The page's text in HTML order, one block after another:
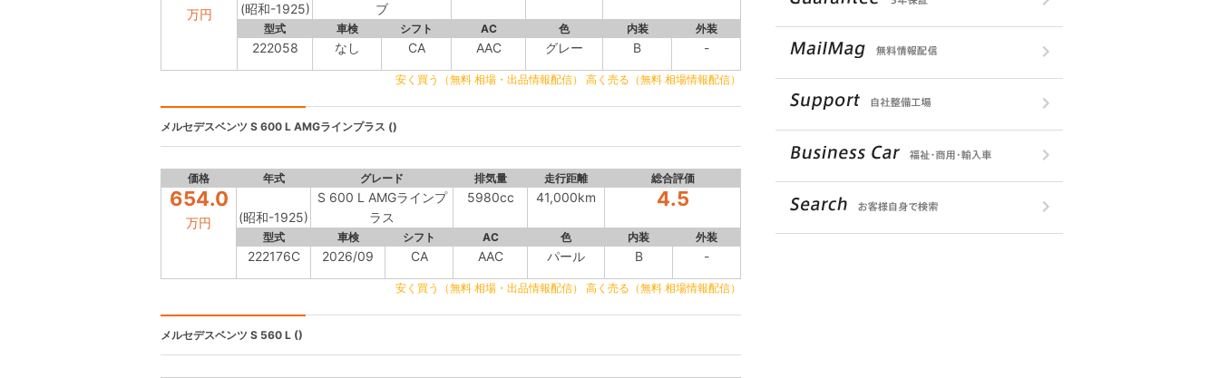
万円 (昭和-1925)
ブ
型式 車検 シフト AC 色 内装 外装
222058 なし CA AAC グレー B -
安く買う（無料 相場・出品情報配信） 高く売る（無料 相場情報配信）
メルセデスベンツ S 600 L AMGラインプラス ()
価格 年式 グレード 排気量 走行距離 総合評価
654.0
万円 (昭和-1925)
S 600 L AMGラインプ
ラス
5980cc 41,000km 4.5
型式 車検 シフト AC 色 内装 外装
222176C 2026/09 CA AAC パール B -
安く買う（無料 相場・出品情報配信） 高く売る（無料 相場情報配信）
メルセデスベンツ S 560 L ()